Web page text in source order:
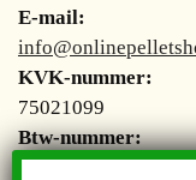
E-mail:
KVK-nummer:
75021099
Btw-nummer:
NL002755277B48